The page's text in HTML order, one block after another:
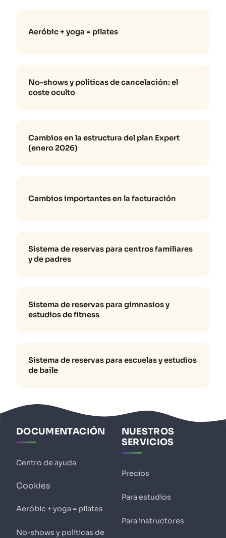
Aeróbic + yoga = pilates
No-shows y políticas de cancelación: el
coste oculto
Cambios en la estructura del plan Expert
(enero 2026)
Cambios importantes en la facturación
Sistema de reservas para centros familiares
y de padres
Sistema de reservas para gimnasios y
estudios de fitness
Sistema de reservas para escuelas y estudios
de baile
DOCUMENTACIÓN
Centro de ayuda
Cookies
Aeróbic + yoga = pilates
No-shows y políticas de
NUESTROS
SERVICIOS
Precios
Para estudios
Para instructores